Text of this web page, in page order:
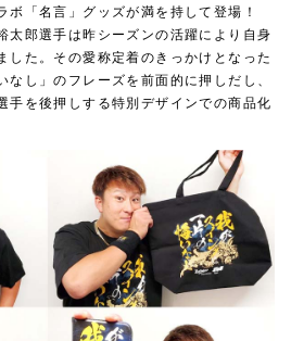
「名言」グッズが満を持して登場！
太郎選手は昨シーズンの活躍により自身
した。その愛称定着のきっかけとなった
なし」のフレーズを前面的に押しだし、
手を後押しする特別デザインでの商品化